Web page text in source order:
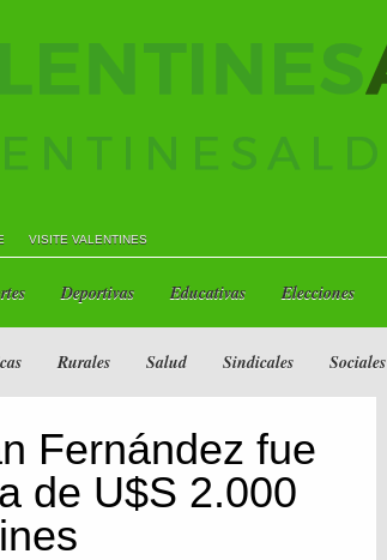
VISITE VALENTINES
Deportivas Educativas Elecciones
Rurales Salud Sindicales Sociales
Fernández fue
de U$S 2.000